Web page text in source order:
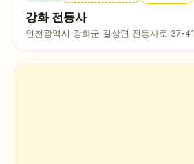
강화 전등사
인천광역시 강화군 길상면 전등사로 37-41